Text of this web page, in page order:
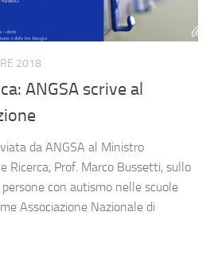
2018
ANGSA scrive al
da ANGSA al Ministro
Ricerca, Prof. Marco Bussetti, sullo
con autismo nelle scuole
Associazione Nazionale di